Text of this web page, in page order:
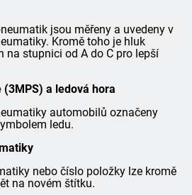
jsou měřeny a uvedeny v
Kromě toho je hluk
na stupnici od A do C pro lepší
a ledová hora
automobilů označeny
ledu.
nebo číslo položky lze kromě
na novém štítku.